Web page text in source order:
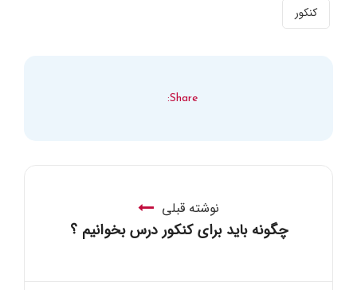
کنکور
Share:
نوشته قبلی
چگونه باید برای کنکور درس بخوانیم ؟